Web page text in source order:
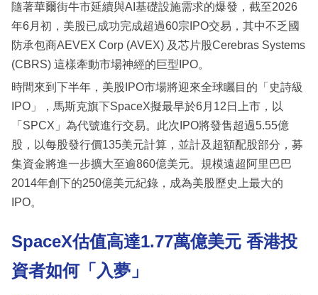
生
活
時
事
專
欄
訂
閱
隨著華爾街牛市延續與AI基礎設施需求的爆發，截至2026
年6月初，美股已成功完成超過60宗IPO交易，其中不乏國
防承包商AEVEX Corp (AVEX) 及芯片股Cerebras Systems
(CBRS) 這樣牽動市場神經的巨型IPO。
時間來到下半年，美股IPO市場將迎來全球矚目的「史詩級
IPO」，馬斯克旗下SpaceX擬最早於6月12日上市，以
「SPCX」為代號進行交易。此次IPO將發售超過5.55億
股，以每股發行價135美元計算，並計及超額配股部分，募
集資金將進一步擴大至逾860億美元。規模遠超阿里巴巴
2014年創下的250億美元紀錄，成為美股歷史上最大的
IPO。
SpaceX估值高達1.77萬億美元 香港投
資者如何「入夢」